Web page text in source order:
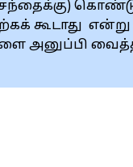
கூடாது என்று
அனுப்பி